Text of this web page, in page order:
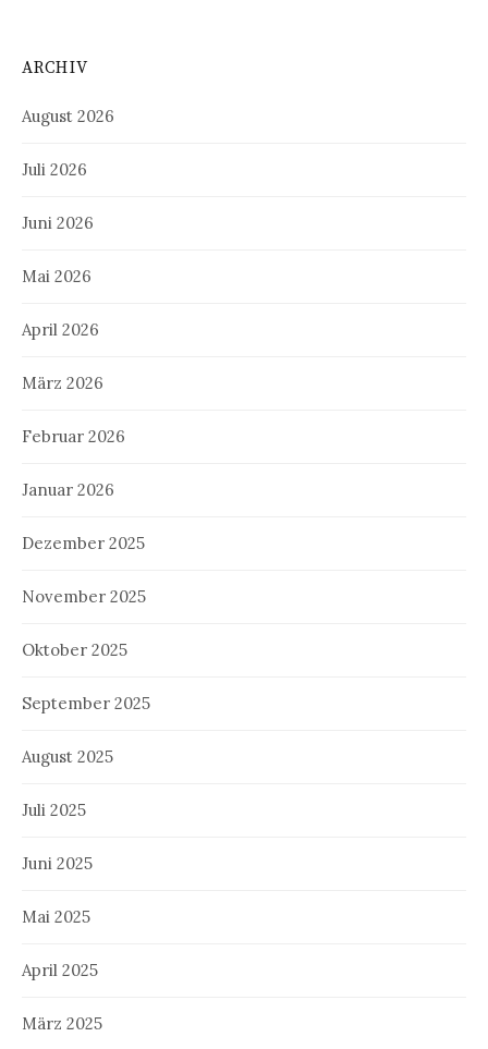
ARCHIV
August 2026
Juli 2026
Juni 2026
Mai 2026
April 2026
März 2026
Februar 2026
Januar 2026
Dezember 2025
November 2025
Oktober 2025
September 2025
August 2025
Juli 2025
Juni 2025
Mai 2025
April 2025
März 2025